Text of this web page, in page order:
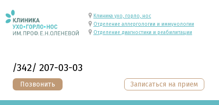
/342/ 207-03-03
Позвонить
Клиника ухо, горло, нос
Отделение аллергологии и иммунологии
Отделение диагностики и реабилитации
Записаться на прием